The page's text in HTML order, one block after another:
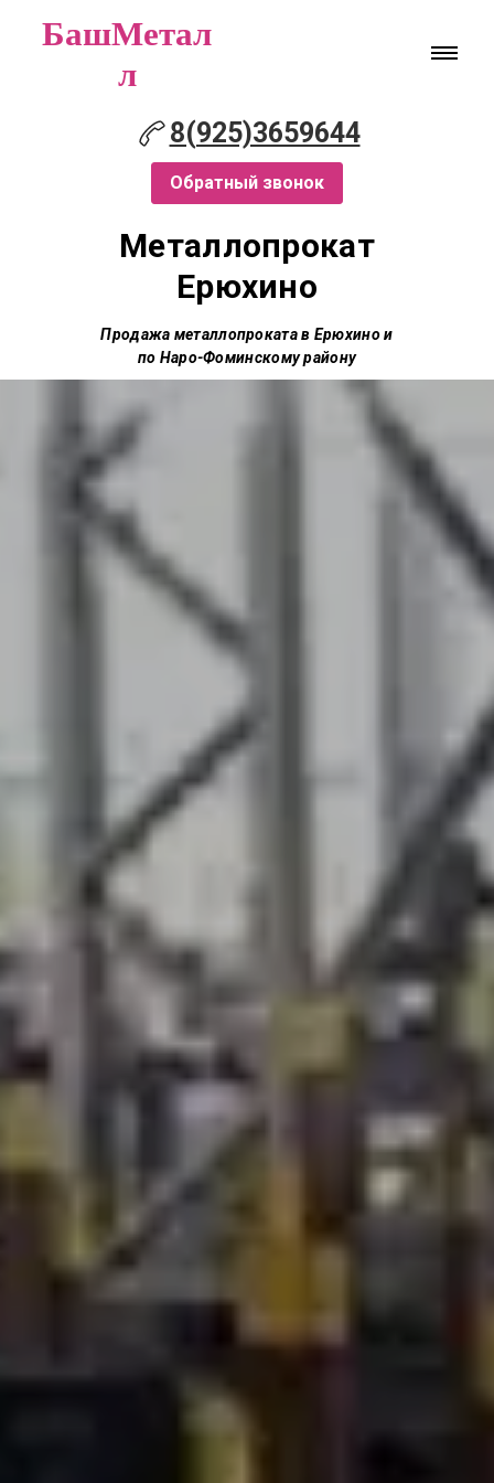
БашМетал
л
8(925)3659644
Обратный звонок
Металлопрокат
Ерюхино
Продажа металлопроката в Ерюхино и
по Наро-Фоминскому району